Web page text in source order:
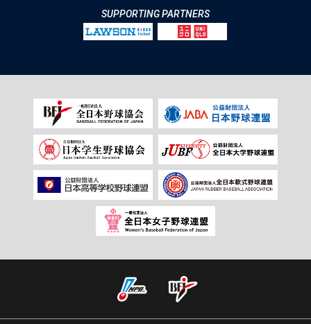
SUPPORTING PARTNERS